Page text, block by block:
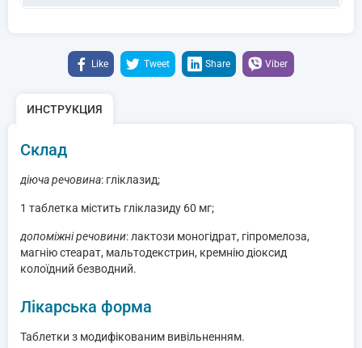
Like Tweet Share Viber
ИНСТРУКЦИЯ
Склад
діюча речовина: гліклазид;
1 таблетка містить гліклазиду 60 мг;
допоміжні речовини: лактози моногідрат, гіпромелоза,
магнію стеарат, мальтодекстрин, кремнію діоксид
колоїдний безводний.
Лікарська форма
Таблетки з модифікованим вивільненням.